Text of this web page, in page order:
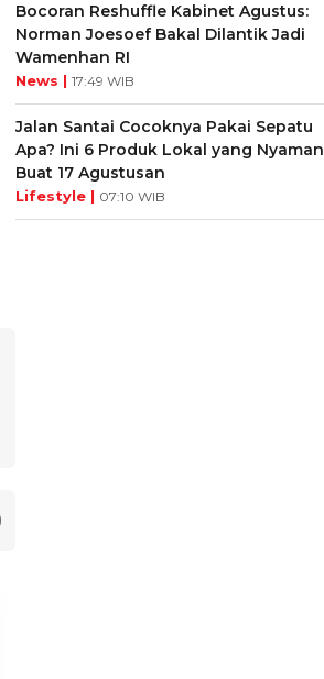
Bocoran Reshuffle Kabinet Agustus:
Norman Joesoef Bakal Dilantik Jadi
Wamenhan RI
News | 17:49 WIB
Jalan Santai Cocoknya Pakai Sepatu
Apa? Ini 6 Produk Lokal yang Nyaman
Buat 17 Agustusan
Lifestyle | 07:10 WIB